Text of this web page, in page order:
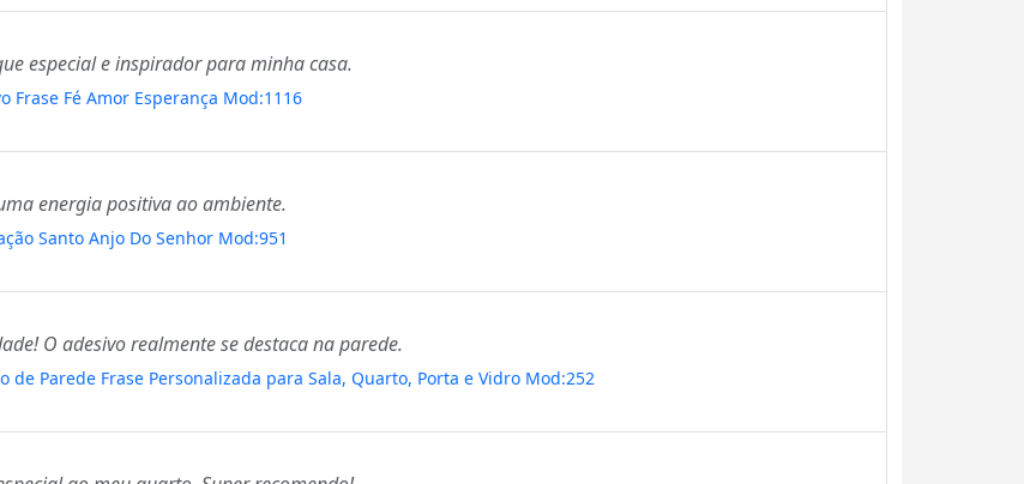
especial e inspirador para minha casa.
Frase Fé Amor Esperança Mod:1116
energia positiva ao ambiente.
Santo Anjo Do Senhor Mod:951
O adesivo realmente se destaca na parede.
de Parede Frase Personalizada para Sala, Quarto, Porta e Vidro Mod:252